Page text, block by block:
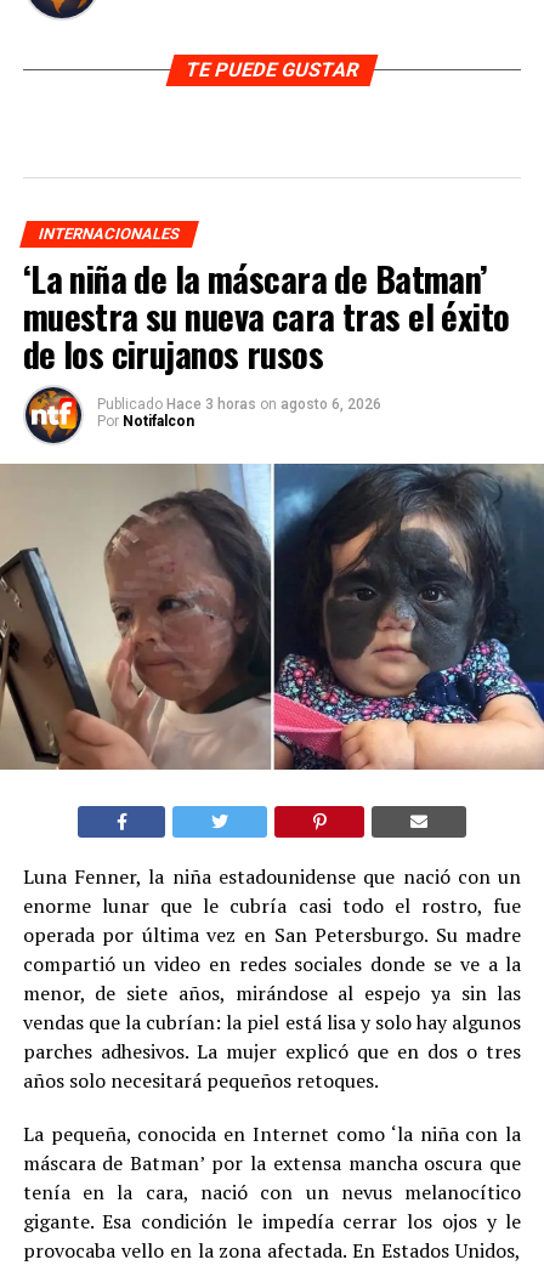
TE PUEDE GUSTAR
INTERNACIONALES
‘La niña de la máscara de Batman’
muestra su nueva cara tras el éxito
de los cirujanos rusos
Publicado Hace 3 horas on agosto 6, 2026
Por Notifalcon
Luna Fenner, la niña estadounidense que nació con un
enorme lunar que le cubría casi todo el rostro, fue
operada por última vez en San Petersburgo. Su madre
compartió un video en redes sociales donde se ve a la
menor, de siete años, mirándose al espejo ya sin las
vendas que la cubrían: la piel está lisa y solo hay algunos
parches adhesivos. La mujer explicó que en dos o tres
años solo necesitará pequeños retoques.
La pequeña, conocida en Internet como ‘la niña con la
máscara de Batman’ por la extensa mancha oscura que
tenía en la cara, nació con un nevus melanocítico
gigante. Esa condición le impedía cerrar los ojos y le
provocaba vello en la zona afectada. En Estados Unidos,